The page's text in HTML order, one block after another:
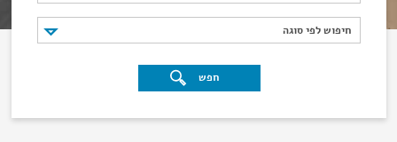
חיפוש לפי סוגה
חיפוש לפי סוגה
חפש